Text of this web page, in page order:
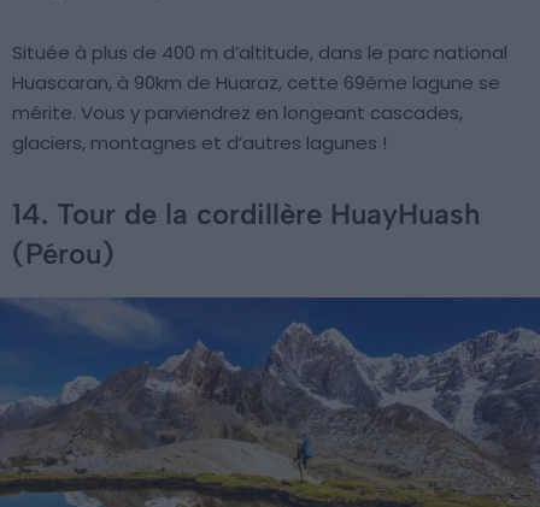
Située à plus de 400 m d’altitude, dans le parc national
Huascaran, à 90km de Huaraz, cette 69ème lagune se
mérite. Vous y parviendrez en longeant cascades,
glaciers, montagnes et d’autres lagunes !
14. Tour de la cordillère HuayHuash
(Pérou)